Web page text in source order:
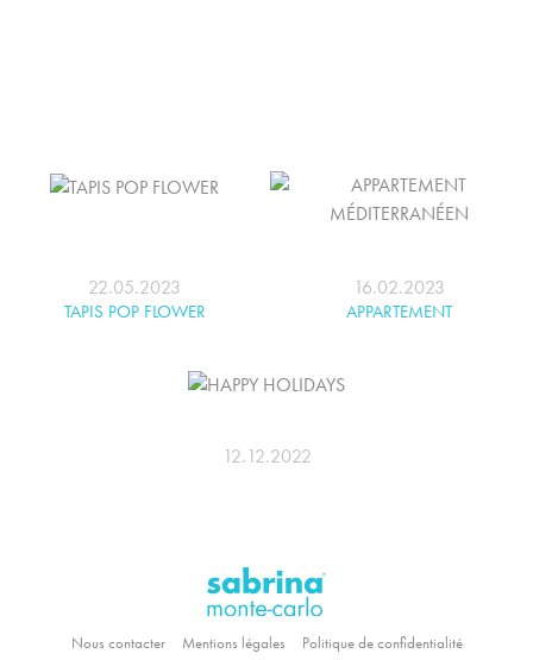
22.05.2023
TAPIS POP FLOWER
16.02.2023
APPARTEMENT
12.12.2022
Nous contacter Mentions légales Politique de confidentialité